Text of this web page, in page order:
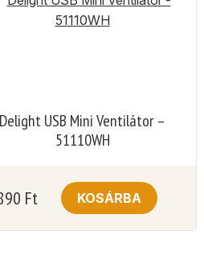
Delight USB Mini Ventilátor –
51110WH
Ft KOSÁRBA